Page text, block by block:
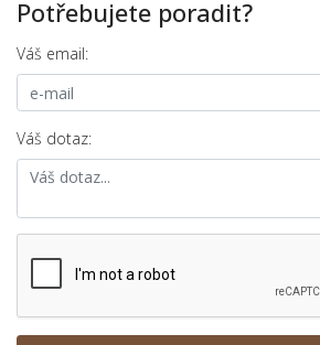
Potřebujete poradit?
Váš email:
Váš dotaz: